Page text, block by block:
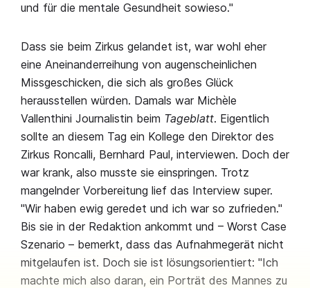
und für die mentale Gesundheit sowieso."
Dass sie beim Zirkus gelandet ist, war wohl eher
eine Aneinanderreihung von augenscheinlichen
Missgeschicken, die sich als großes Glück
herausstellen würden. Damals war Michèle
Vallenthini Journalistin beim Tageblatt. Eigentlich
sollte an diesem Tag ein Kollege den Direktor des
Zirkus Roncalli, Bernhard Paul, interviewen. Doch der
war krank, also musste sie einspringen. Trotz
mangelnder Vorbereitung lief das Interview super.
"Wir haben ewig geredet und ich war so zufrieden."
Bis sie in der Redaktion ankommt und – Worst Case
Szenario – bemerkt, dass das Aufnahmegerät nicht
mitgelaufen ist. Doch sie ist lösungsorientiert: "Ich
machte mich also daran, ein Porträt des Mannes zu